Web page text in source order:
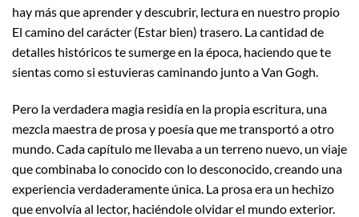
hay más que aprender y descubrir, lectura en nuestro propio
El camino del carácter (Estar bien) trasero. La cantidad de
detalles históricos te sumerge en la época, haciendo que te
sientas como si estuvieras caminando junto a Van Gogh.
Pero la verdadera magia residía en la propia escritura, una
mezcla maestra de prosa y poesía que me transportó a otro
mundo. Cada capítulo me llevaba a un terreno nuevo, un viaje
que combinaba lo conocido con lo desconocido, creando una
experiencia verdaderamente única. La prosa era un hechizo
que envolvía al lector, haciéndole olvidar el mundo exterior.